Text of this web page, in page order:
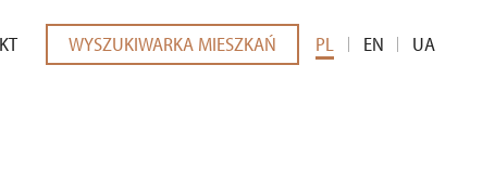
WYSZUKIWARKA MIESZKAŃ PL EN UA